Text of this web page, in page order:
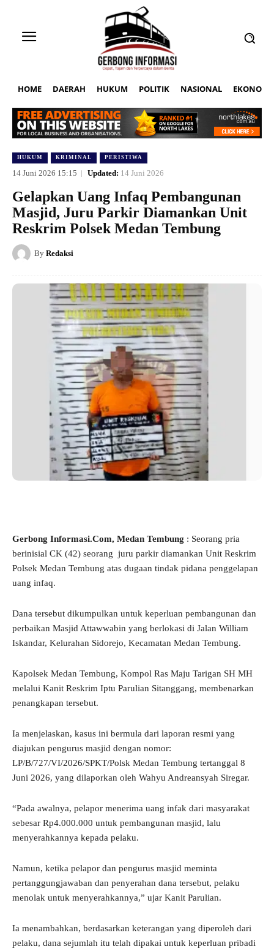
HOME DAERAH HUKUM POLITIK NASIONAL EKONOMI
HUKUM KRIMINAL PERISTIWA
14 Juni 2026 15:15 Updated: 14 Juni 2026
Gelapkan Uang Infaq Pembangunan
Masjid, Juru Parkir Diamankan Unit
Reskrim Polsek Medan Tembung
By Redaksi
Gerbong Informasi.Com, Medan Tembung : Seorang pria
berinisial CK (42) seorang juru parkir diamankan Unit Reskrim
Polsek Medan Tembung atas dugaan tindak pidana penggelapan
uang infaq.
Dana tersebut dikumpulkan untuk keperluan pembangunan dan
perbaikan Masjid Attawwabin yang berlokasi di Jalan William
Iskandar, Kelurahan Sidorejo, Kecamatan Medan Tembung.
Kapolsek Medan Tembung, Kompol Ras Maju Tarigan SH MH
melalui Kanit Reskrim Iptu Parulian Sitanggang, membenarkan
penangkapan tersebut.
Ia menjelaskan, kasus ini bermula dari laporan resmi yang
diajukan pengurus masjid dengan nomor:
LP/B/727/VI/2026/SPKT/Polsk Medan Tembung tertanggal 8
Juni 2026, yang dilaporkan oleh Wahyu Andreansyah Siregar.
“Pada awalnya, pelapor menerima uang infak dari masyarakat
sebesar Rp4.000.000 untuk pembangunan masjid, lalu
menyerahkannya kepada pelaku.
Namun, ketika pelapor dan pengurus masjid meminta
pertanggungjawaban dan penyerahan dana tersebut, pelaku
menolak untuk menyerahkannya,” ujar Kanit Parulian.
Ia menambahkan, berdasarkan keterangan yang diperoleh dari
pelaku, dana sejumlah itu telah dipakai untuk keperluan pribadi